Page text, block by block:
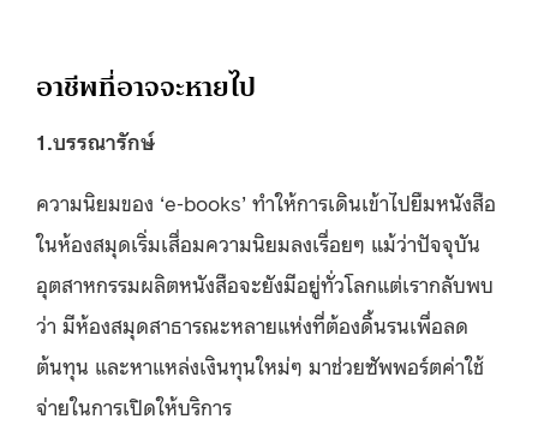
อาชีพที่อาจจะหายไป
1.บรรณารักษ์
ความนิยมของ ‘e-books’ ทำให้การเดินเข้าไปยืมหนังสือ
ในห้องสมุดเริ่มเสื่อมความนิยมลงเรื่อยๆ แม้ว่าปัจจุบัน
อุตสาหกรรมผลิตหนังสือจะยังมีอยู่ทั่วโลกแต่เรากลับพบ
ว่า มีห้องสมุดสาธารณะหลายแห่งที่ต้องดิ้นรนเพื่อลด
ต้นทุน และหาแหล่งเงินทุนใหม่ๆ มาช่วยซัพพอร์ตค่าใช้
จ่ายในการเปิดให้บริการ